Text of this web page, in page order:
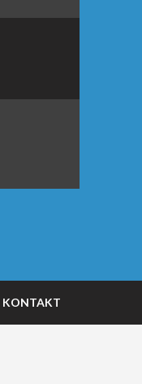
KONTAKT